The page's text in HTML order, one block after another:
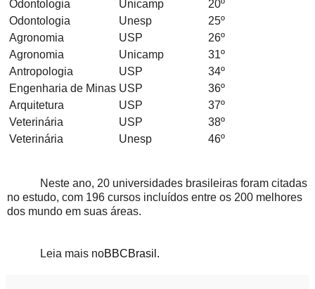
Odontologia
Unicamp
20º
Odontologia
Unesp
25º
Agronomia
USP
26º
Agronomia
Unicamp
31º
Antropologia
USP
34º
Engenharia de Minas USP
36º
Arquitetura
USP
37º
Veterinária
USP
38º
Veterinária
Unesp 46º
Neste ano, 20 universidades brasileiras foram citadas
no estudo, com 196 cursos incluídos entre os 200 melhores
dos mundo em suas áreas.
Leia mais noBBCBrasil.